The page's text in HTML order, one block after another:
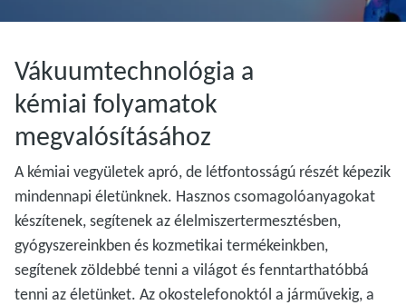
Vákuumtechnológia a
kémiai folyamatok
megvalósításához
A kémiai vegyületek apró, de létfontosságú részét képezik
mindennapi életünknek. Hasznos csomagolóanyagokat
készítenek, segítenek az élelmiszertermesztésben,
gyógyszereinkben és kozmetikai termékeinkben,
segítenek zöldebbé tenni a világot és fenntarthatóbbá
tenni az életünket. Az okostelefonoktól a járművekig, a